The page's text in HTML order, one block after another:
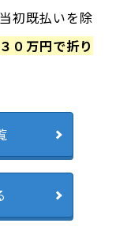
初既払いを除
０万円で折り